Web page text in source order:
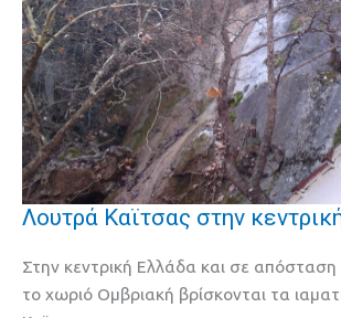
Λουτρά Καϊτσας στην
Στην κεντρική Ελλάδα και σε
το χωριό Ομβριακή βρίσκονται τα
Λουτρά
στην
κεντρική